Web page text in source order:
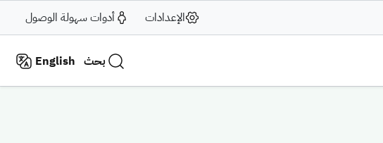
الإعدادات أدوات سهولة الوصول
بحث English